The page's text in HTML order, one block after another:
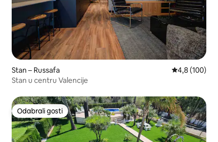
Stan – Russafa Prosječna
4,8 (100)
Stan u centru Valencije
Odabrali gosti
Odabrali gosti